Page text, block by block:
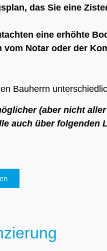
das Sie eine
eine erhöhte
vom Notar oder der
Bauherrn
(aber nicht
auch über folgenden